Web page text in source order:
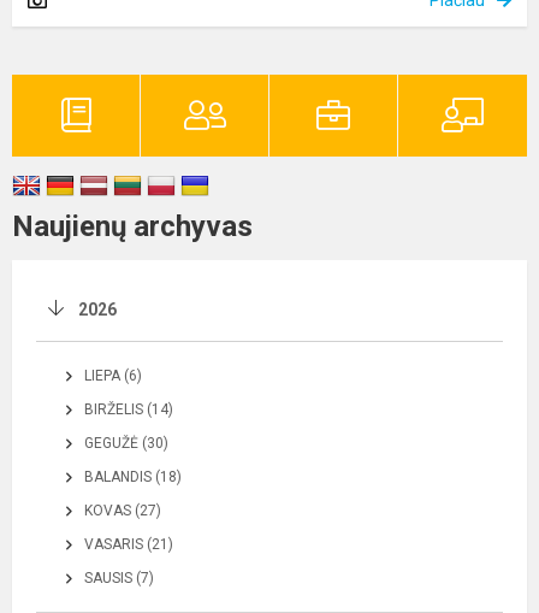
Naujienų archyvas
2026
LIEPA (6)
BIRŽELIS (14)
GEGUŽĖ (30)
BALANDIS (18)
KOVAS (27)
VASARIS (21)
SAUSIS (7)